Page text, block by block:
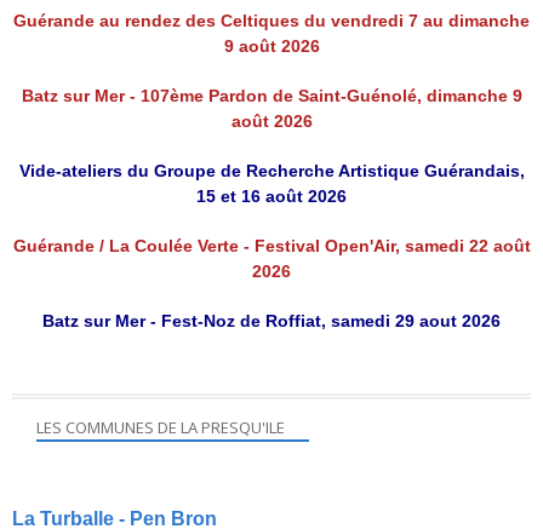
Guérande au rendez des Celtiques du vendredi 7 au dimanche
9 août 2026
Batz sur Mer - 107ème Pardon de Saint-Guénolé, dimanche 9
août 2026
Vide-ateliers du Groupe de Recherche Artistique Guérandais,
15 et 16 août 2026
Guérande / La Coulée Verte - Festival Open'Air, samedi 22 août
2026
Batz sur Mer - Fest-Noz de Roffiat, samedi 29 aout 2026
LES COMMUNES DE LA PRESQU'ILE
La Turballe - Pen Bron